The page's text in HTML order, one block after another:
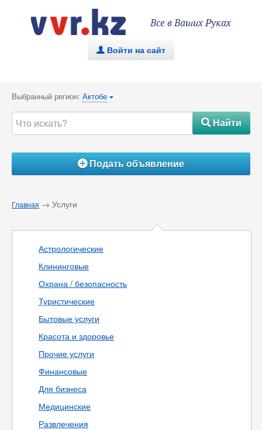
Все в Ваших Руках
. Войти на сайт
Выбранный регион: Актобе {
#Найти
ÁПодать объявление
Главная → Услуги
Астрологические
Клининговые
Охрана / безопасность
Туристические
Бытовые услуги
Красота и здоровье
Прочие услуги
Финансовые
Для бизнеса
Медицинские
Развлечения